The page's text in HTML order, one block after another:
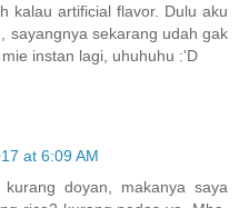
kalau artificial flavor. Dulu aku
sayangnya sekarang udah gak
instan lagi, uhuhuhu :'D
at 6:09 AM
doyan, makanya saya